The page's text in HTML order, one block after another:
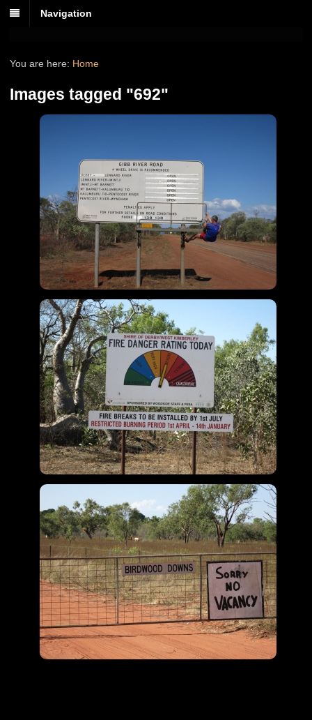
Navigation
You are here: Home
Images tagged "692"